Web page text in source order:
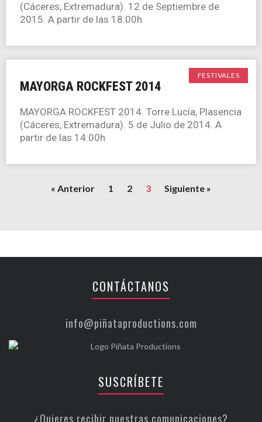
(Cáceres, Extremadura). 12 de Septiembre de
2015. A partir de las 18:00h
FESTIVALES
MAYORGA ROCKFEST 2014
MAYORGA ROCKFEST 2014. Torre Lucía, Plasencia
(Cáceres, Extremadura). 5 de Julio de 2014. A
partir de las 14:00h
« Anterior 1 2 3 Siguiente »
CONTÁCTANOS
info@piñataproductions.com
SUSCRÍBETE
¿Quieres recibir nuestras comunicaciones?